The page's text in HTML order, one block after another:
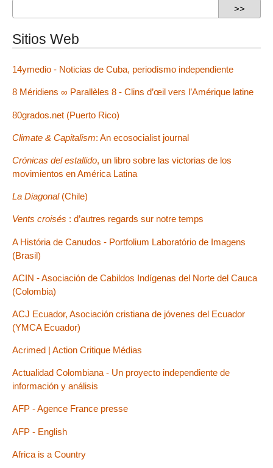
Sitios Web
14ymedio - Noticias de Cuba, periodismo independiente
8 Méridiens ∞ Parallèles 8 - Clins d’œil vers l’Amérique latine
80grados.net (Puerto Rico)
Climate & Capitalism: An ecosocialist journal
Crónicas del estallido, un libro sobre las victorias de los
movimientos en América Latina
La Diagonal(Chile)
Vents croisés : d’autres regards sur notre temps
A História de Canudos - Portfolium Laboratório de Imagens
(Brasil)
ACIN - Asociación de Cabildos Indígenas del Norte del Cauca
(Colombia)
ACJ Ecuador, Asociación cristiana de jóvenes del Ecuador
(YMCA Ecuador)
Acrimed | Action Critique Médias
Actualidad Colombiana - Un proyecto independiente de
información y análisis
AFP - Agence France presse
AFP - English
Africa is a Country